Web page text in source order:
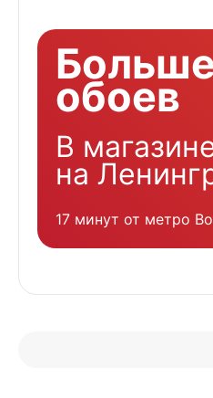
обоев
В
на
17 минут от метро